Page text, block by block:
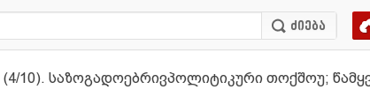
(4/10). საზოგადოებრივპოლიტიკური თოქშოუ;